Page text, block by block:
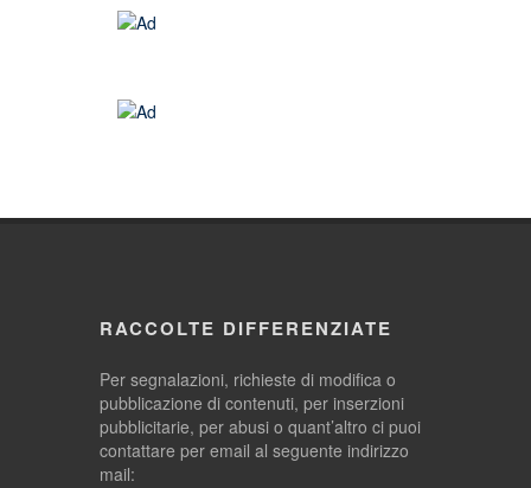
RACCOLTE DIFFERENZIATE
Per segnalazioni, richieste di modifica o
pubblicazione di contenuti, per inserzioni
pubblicitarie, per abusi o quant’altro ci puoi
contattare per email al seguente indirizzo
mail: